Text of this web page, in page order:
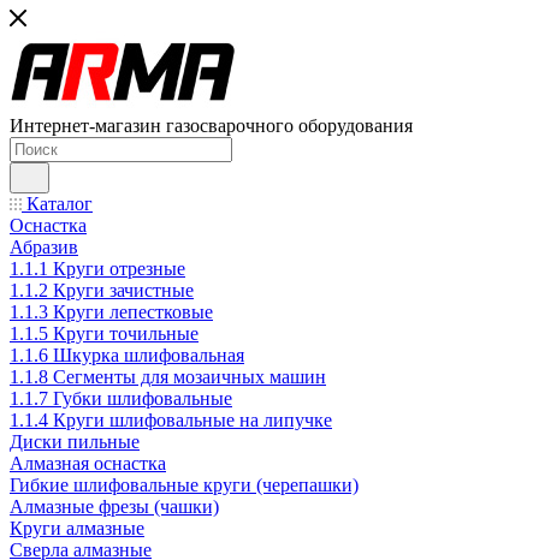
Интернет-магазин газосварочного оборудования
Каталог
Оснастка
Абразив
1.1.1 Круги отрезные
1.1.2 Круги зачистные
1.1.3 Круги лепестковые
1.1.5 Круги точильные
1.1.6 Шкурка шлифовальная
1.1.8 Сегменты для мозаичных машин
1.1.7 Губки шлифовальные
1.1.4 Круги шлифовальные на липучке
Диски пильные
Алмазная оснастка
Гибкие шлифовальные круги (черепашки)
Алмазные фрезы (чашки)
Круги алмазные
Сверла алмазные